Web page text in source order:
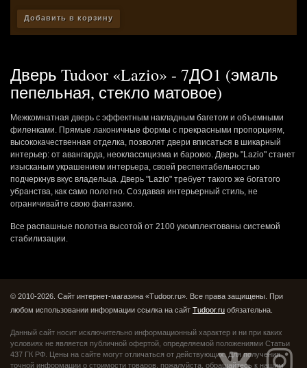
Добавить в корзину
Дверь Tudoor «Lazio» - 7ДО1 (эмаль
пепельная, стекло матовое)
Межкомнатная дверь с эффектным накладным багетом и объемными
филенками. Прямые лаконичные формы с прекрасными пропорциям,
высококачественная отделка, позволят двери вписаться в шикарный
интерьер: от авангарда, неоклассицизма и барокко. Дверь "Lazio" станет
изысканым украшением интерьера, своей респектабельностью
подчеркнув вкус владельца. Дверь "Lazio" требует такого же богатого
убранства, как само полотно. Создавая интерьерный стиль, не
ограничивайте свою фантазию.
Все распашные полотна высотой от 2100 укомплектованы системой
стабилизации.
© 2010-2026. Сайт интернет-магазина «Tudoor.ru». Все права защищены. При
любом использовании информации ссылка на сайт Tudoor.ru обязательна.
Данный сайт носит исключительно информационный характер и ни при каких
условиях не является публичной офертой, определяемой положениями Статьи
437 ГК РФ. Цены на сайте могут отличаться от действующих. Для получения
точной информации о стоимости товаров, пожалуйста, обращайтесь к нашим